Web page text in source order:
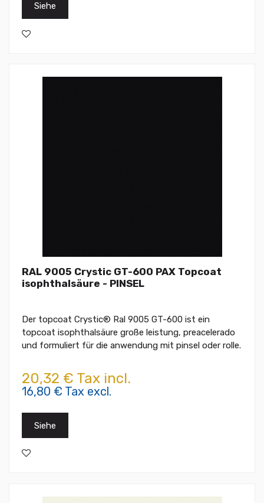
Siehe
RAL 9005 Crystic GT-600 PAX Topcoat
isophthalsäure - PINSEL
Der topcoat Crystic® Ral 9005 GT-600 ist ein
topcoat isophthalsäure große leistung, preacelerado
und formuliert für die anwendung mit pinsel oder rolle.
20,32 € Tax incl.
16,80 € Tax excl.
Siehe